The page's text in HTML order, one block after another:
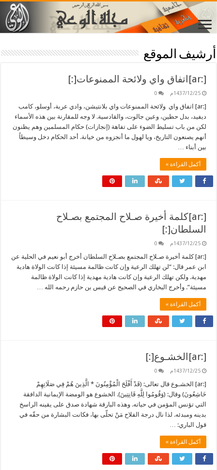
أرشيف الموقع
[:ar]اتفاق واي ولائحة الممنوعات[:]
1437/12/25م 0
[:ar] اتفاق واي ولائحة الممنوعات واي بلانتيشن، وادي عربة، أوسلو، كامب
ديفيد، بدل حطين، وعين جالوت، والقادسية. لا وجه للمقارنة بين هذه الأسماء
لكن من باب تسليط الضوء على تفاهة (إنجازات) حكام المسلمين وهم يظنون
أنهم يصنعون التاريخ، ويا لهول ما أنجزوه من خيانة. أحد الحكام دخل وسيطاً
بين أبناء …
أكمل القراءة »
[:ar]كلمة أخيرة صـلاح المجتمع بصـلاح
السلطان[:]
1437/12/25م 0
[:ar] كلمة أخيرة صـلاح المجتمع بصـلاح السلطان أخرج أبو نعيم في الحلية عن
ابن عمر قال: “لن تهلك الرعية وإن كانت ظالمة مسيئة إذا كانت الولاة هادية
مهدية. ولكن تهلك الرعية وإن كانت هادية مهدية إذا كانت الولاة ظالمة
مسيئة”. وأخرج البخاري في الصحيح عن قيس بن حازم رحمه الله …
أكمل القراءة »
[:ar]الخشـوع[:]
1437/12/25م 0
[:ar] الخشـوع قال تعالى: (قَدْ أَفْلَحَ الْمُؤْمِنُونَ * الَّذِينَ هُمْ فِي صَلَاتِهِمْ
خَاشِعُونَ) وقال: (وَقُومُوا لِلَّهِ قَانِتِينَ). الخشوع هو الومضة الإيمانية الدافقة
التي تؤنس المؤمن في حياته. وهذه البارقة شهادة صدق على يقينه الراسخ
بدينه ومبدئه. لذا نال درجة الفلاح مَنْ تحلّى بها، فكانت البشارة من حقّه في
قول الباري: …
أكمل القراءة »